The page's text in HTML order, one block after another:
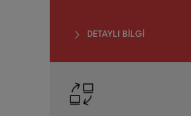
DETAYLI BİLGİ